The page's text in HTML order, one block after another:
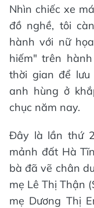
Nhìn chiếc xe
đồ nghề, tôi
hành với nữ
hiếm" trên
thời gian để
anh hùng ở
chục năm nay.
Đây là lần thứ
mảnh đất Hà
bà đã vẽ chân
mẹ Lê Thị Thận
mẹ Dương Thị